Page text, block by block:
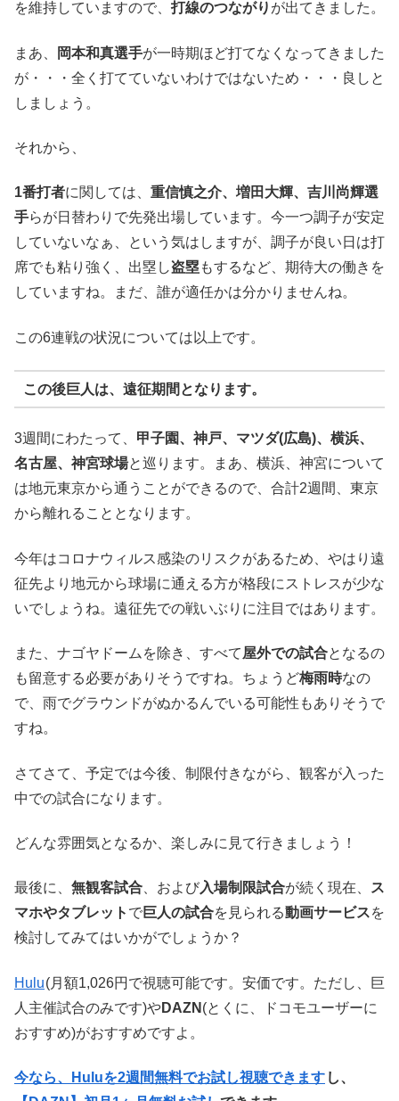
を維持していますので、 打線のつながり が出てきました。
まあ、 岡本和真選手が一時期ほど打てなくなってきました
が・・・全く打てていないわけではないため・・・良しと
しましょう。
それから、
1番打者に関しては、 重信慎之介、増田大輝、吉川尚輝選
手らが日替わりで先発出場しています。今一つ調子が安定
していないなぁ、という気はしますが、調子が良い日は打
席でも粘り強く、出塁し盗塁もするなど、期待大の働きを
していますね。まだ、誰が適任かは分かりませんね。
この6連戦の状況については以上です。
この後巨人は、 遠征期間 となります。
3週間にわたって、 甲子園、神戸、マツダ(広島)、横浜、
名古屋、神宮球場と巡ります。まあ、横浜、神宮について
は地元東京から通うことができるので、合計2週間、東京
から離れることとなります。
今年はコロナウィルス感染のリスクがあるため、やはり遠
征先より地元から球場に通える方が格段にストレスが少な
いでしょうね。遠征先での戦いぶりに注目ではあります。
また、ナゴヤドームを除き、すべて屋外での試合となるの
も留意する必要がありそうですね。ちょうど梅雨時なの
で、雨でグラウンドがぬかるんでいる可能性もありそうで
すね。
さてさて、予定では今後、制限付きながら、観客が入った
中での試合になります。
どんな雰囲気となるか、楽しみに見て行きましょう！
最後に、 無観客試合、および入場制限試合が続く現在、 ス
マホやタブレット で巨人の試合を見られる動画サービスを
検討してみてはいかがでしょうか？
Hulu(月額1,026円で視聴可能です。安価です。ただし、巨
人主催試合のみです)やDAZN (とくに、ドコモユーザーに
おすすめ)がおすすめですよ。
今なら、Huluを2週間無料でお試し視聴できます し、